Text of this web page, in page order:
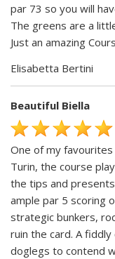
par 73 so you will
The greens are a
Just an amazing
Elisabetta Bertini
Beautiful Biella
One of my
Turin, the course
the tips and
ample par 5 scoring
strategic bunkers,
ruin the card. A
doglegs to contend